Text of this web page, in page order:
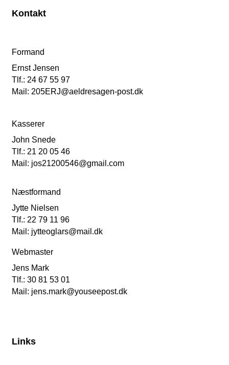
Kontakt
Formand
Ernst Jensen
Tlf.: 24 67 55 97
Mail: 205ERJ@aeldresagen-post.dk
Kasserer
John Snede
Tlf.: 21 20 05 46
Mail: jos21200546@gmail.com
Næstformand
Jytte Nielsen
Tlf.: 22 79 11 96
Mail: jytteoglars@mail.dk
Webmaster
Jens Mark
Tlf.: 30 81 53 01
Mail: jens.mark@youseepost.dk
Links